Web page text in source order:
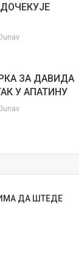
ЗА ДАВИДА
У АПАТИНУ
ДА ШТЕДЕ